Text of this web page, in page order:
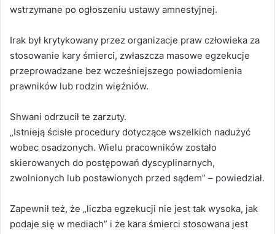
wstrzymane po ogłoszeniu ustawy amnestyjnej.
Irak był krytykowany przez organizacje praw człowieka za
stosowanie kary śmierci, zwłaszcza masowe egzekucje
przeprowadzane bez wcześniejszego powiadomienia
prawników lub rodzin więźniów.
Shwani odrzucił te zarzuty.
„Istnieją ścisłe procedury dotyczące wszelkich nadużyć
wobec osadzonych. Wielu pracowników zostało
skierowanych do postępowań dyscyplinarnych,
zwolnionych lub postawionych przed sądem” – powiedział.
Zapewnił też, że „liczba egzekucji nie jest tak wysoka, jak
podaje się w mediach” i że kara śmierci stosowana jest